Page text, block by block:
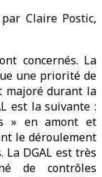
Claire Postic,
concernés. La
une priorité de
majoré durant la
est la suivante :
» en amont et
le déroulement
La DGAL est très
de contrôles